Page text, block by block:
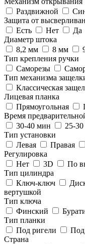
Раздвижной
Защита от
Есть
Нет
Да
Диаметр штока
8,2 мм
8 мм
Тип крепления ручки
Саморезы
Тип механизма
Классическая
Лицевая планка
Прямоугольная
Время
30-40 мин
25-
Тип установки
Левая
Правая
Регулировка
Нет
3D По
Тип цилиндра
Ключ-ключ
вертушкой
Тип ключа
Финский
Тип планки
Под ригели
Под
Страна